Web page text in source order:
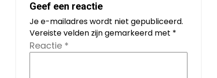
Geef een reactie
Je e-mailadres wordt niet gepubliceerd.
Vereiste velden zijn gemarkeerd met *
Reactie *